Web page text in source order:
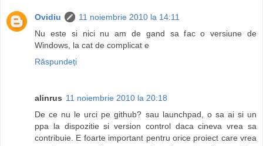
Ovidiu
11 noiembrie 2010 la 14:11
Nu este si nici nu am de gand sa fac o versiune de
Windows, la cat de complicat e
Răspundeți
alinrus 11 noiembrie 2010 la 20:18
De ce nu le urci pe github? sau launchpad, o sa ai si un
ppa la dispozitie si version control daca cineva vrea sa
contribuie. E foarte important pentru orice proiect care vrea